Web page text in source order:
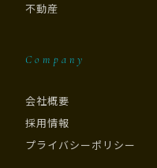
不動産
Company
会社概要
採用情報
プライバシーポリシー